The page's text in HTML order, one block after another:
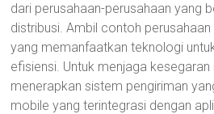
dari perusahaan-perusahaan yang
distribusi. Ambil contoh
yang memanfaatkan teknologi
efisiensi. Untuk menjaga
menerapkan sistem pengiriman
mobile yang terintegrasi dengan